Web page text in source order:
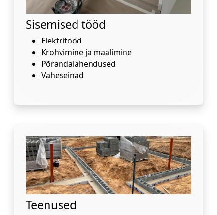
Sisemised tööd
Elektritööd
Krohvimine ja maalimine
Põrandalahendused
Vaheseinad
Teenused